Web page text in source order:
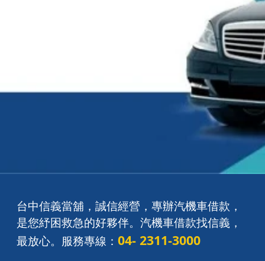
台中信義當舖，誠信經營，專辦汽機車借款，
是您紓困救急的好夥伴。 汽機車借款找信義，
最放心。服務專線： 04- 2311-3000